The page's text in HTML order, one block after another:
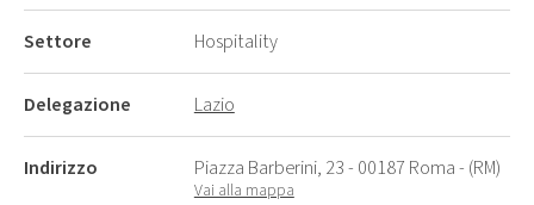
Settore Hospitality
Delegazione Lazio
Indirizzo Piazza Barberini, 23 - 00187 Roma - (RM)
Vai alla mappa